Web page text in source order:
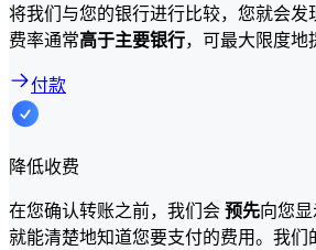
将我们与您的银行进行比较，您就会发
费率通常高于主要银行，可最大限度地
付款
降低收费
在您确认转账之前，我们会 预先向您
就能清楚地知道您要支付的费用。我们